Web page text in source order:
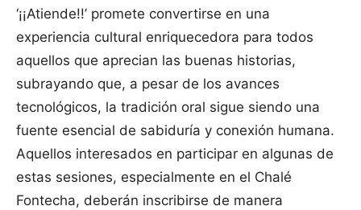
‘¡¡Atiende!!’ promete convertirse en una
experiencia cultural enriquecedora para todos
aquellos que aprecian las buenas historias,
subrayando que, a pesar de los avances
tecnológicos, la tradición oral sigue siendo una
fuente esencial de sabiduría y conexión humana.
Aquellos interesados en participar en algunas de
estas sesiones, especialmente en el Chalé
Fontecha, deberán inscribirse de manera